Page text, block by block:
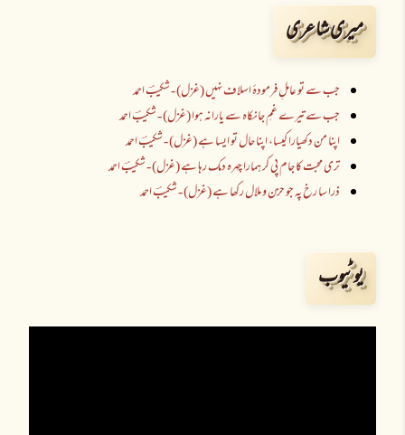
میری شاعری
جب سے تو عاملِ فرمودۂ اسلاف نہیں (غزل) - شکیبؔ احمد
جب سے تیرے غمِ جانکاہ سے یارانہ ہوا (غزل) - شکیبؔ احمد
اپنا من دکھیارا کیسا، اپنا حال تو ایسا ہے (غزل) - شکیبؔ احمد
تری محبت کا جام پی کر ہمارا چہرہ دمک رہا ہے (غزل) - شکیبؔ احمد
ذرا سا رخ پہ جو حزن و ملال رکھا ہے (غزل) - شکیبؔ احمد
یوٹیوب